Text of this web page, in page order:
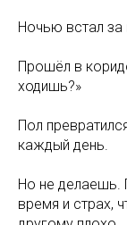
Ночью встал
Прошёл в
ходишь?»
Пол
каждый день.
Но не делаешь.
время и страх,